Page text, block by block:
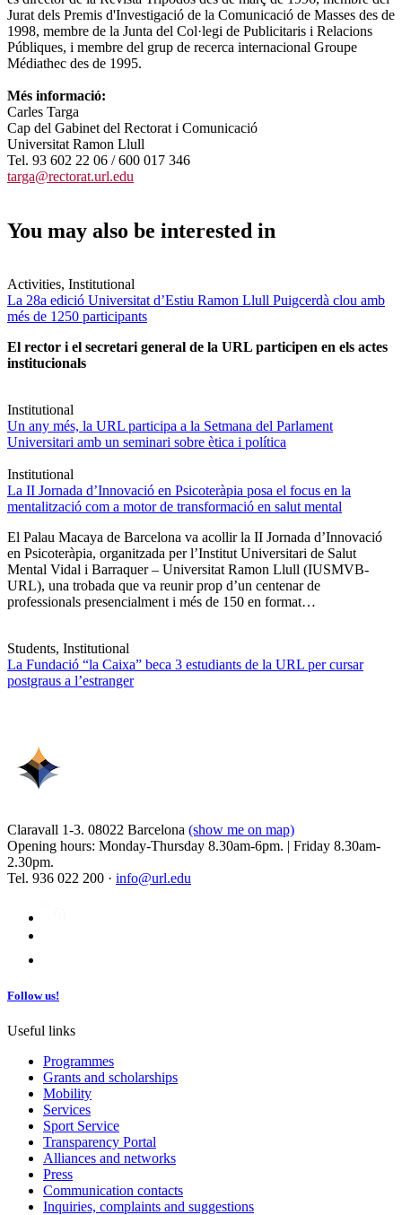
Jurat dels Premis d'Investigació de la Comunicació de Masses des de
1998, membre de la Junta del Col·legi de Publicitaris i Relacions
Públiques, i membre del grup de recerca internacional Groupe
Médiathec des de 1995.
Més informació:
Carles Targa
Cap del Gabinet del Rectorat i Comunicació
Universitat Ramon Llull
Tel. 93 602 22 06 / 600 017 346
targa@rectorat.url.edu
You may also be interested in
Activities, Institutional
La 28a edició Universitat d’Estiu Ramon Llull Puigcerdà clou amb
més de 1250 participants
El rector i el secretari general de la URL participen en els actes
institucionals
Institutional
Un any més, la URL participa a la Setmana del Parlament
Universitari amb un seminari sobre ètica i política
Institutional
La II Jornada d’Innovació en Psicoteràpia posa el focus en la
mentalització com a motor de transformació en salut mental
El Palau Macaya de Barcelona va acollir la II Jornada d’Innovació
en Psicoteràpia, organitzada per l’Institut Universitari de Salut
Mental Vidal i Barraquer – Universitat Ramon Llull (IUSMVB-
URL), una trobada que va reunir prop d’un centenar de
professionals presencialment i més de 150 en format…
Students, Institutional
La Fundació “la Caixa” beca 3 estudiants de la URL per cursar
postgraus a l’estranger
Claravall 1-3. 08022 Barcelona (show me on map)
Opening hours: Monday-Thursday 8.30am-6pm. | Friday 8.30am-
2.30pm.
Tel. 936 022 200 · info@url.edu
Follow us!
Useful links
Programmes
Grants and scholarships
Mobility
Services
Sport Service
Transparency Portal
Alliances and networks
Press
Communication contacts
Inquiries, complaints and suggestions